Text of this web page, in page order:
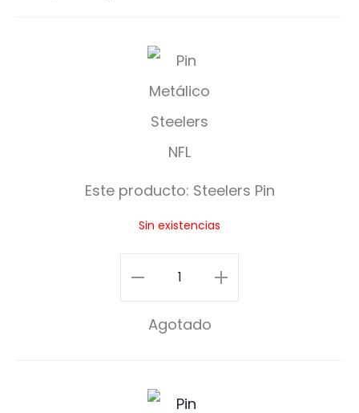
S
t
e
e
r
P
i
n
Este producto: Steelers Pin
Sin existencias
Steelers
Pin
cantidad
Agotado
P